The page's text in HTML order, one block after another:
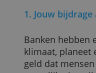
En ook hoef
dezelfde bank
vijf